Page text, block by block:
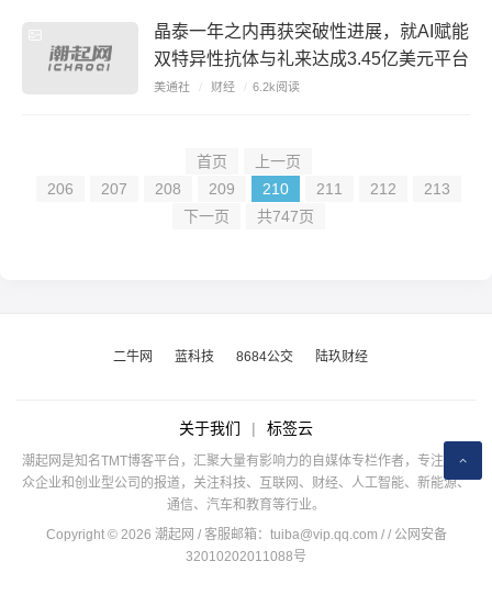
晶泰一年之内再获突破性进展，就AI赋能
双特异性抗体与礼来达成3.45亿美元平台
战略合作
美通社 / 财经 / 6.2k阅读
首页
上一页
206
207 208 209 210 211 212
213
下一页
共747页
二牛网 蓝科技 8684公交 陆玖财经
关于我们 | 标签云
潮起网是知名TMT博客平台，汇聚大量有影响力的自媒体专栏作者，专注于公
众企业和创业型公司的报道，关注科技、互联网、财经、人工智能、新能源、
通信、汽车和教育等行业。
Copyright © 2026 潮起网 / 客服邮箱： tuiba@vip.qq.com / / 公网安备
32010202011088号